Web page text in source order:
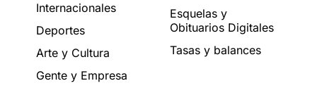
Internacionales
Deportes
Arte y Cultura
Gente y Empresa
Esquelas y
Obituarios Digitales
Tasas y balances